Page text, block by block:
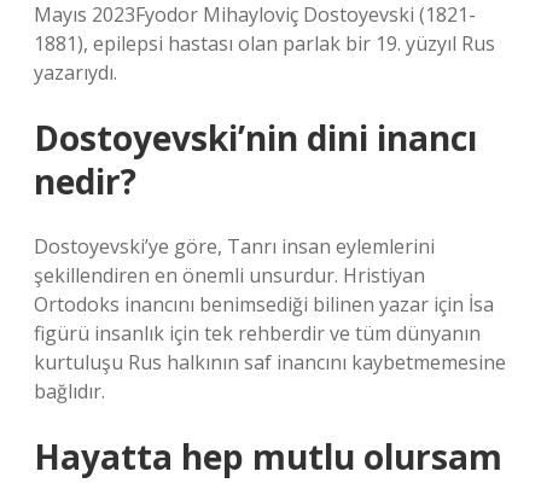
Mayıs 2023Fyodor Mihayloviç Dostoyevski (1821-
1881), epilepsi hastası olan parlak bir 19. yüzyıl Rus
yazarıydı.
Dostoyevski’nin dini inancı
nedir?
Dostoyevski’ye göre, Tanrı insan eylemlerini
şekillendiren en önemli unsurdur. Hristiyan
Ortodoks inancını benimsediği bilinen yazar için İsa
figürü insanlık için tek rehberdir ve tüm dünyanın
kurtuluşu Rus halkının saf inancını kaybetmemesine
bağlıdır.
Hayatta hep mutlu olursam